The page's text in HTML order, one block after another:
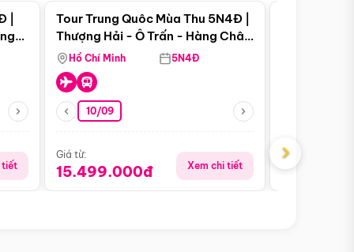
|
tiết
Tour Trung Quôc Mùa Thu 5N4Đ |
Thượng Hải - Ô Trấn - Hàng Châu
(Tour Không Shopping)
Hồ Chí Minh 5N4Đ
10/09
Giá từ:
15.499.000đ Xem chi tiết
Giá từ:
›